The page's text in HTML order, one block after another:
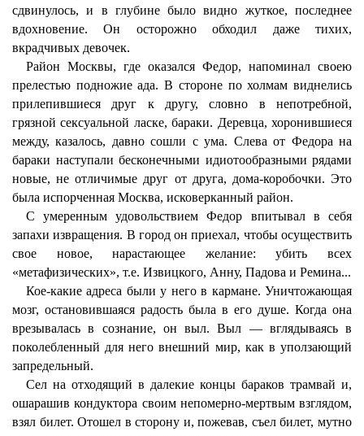
сдвинулось, и в глубине было видно жуткое, последнее
вдохновение. Он осторожно обходил даже тихих,
вкрадчивых девочек.
Район Москвы, где оказался Федор, напоминал своею
прелестью подножие ада. В стороне по холмам виднелись
прилепившиеся друг к другу, словно в непотребной,
грязной сексуальной ласке, бараки. Деревца, хоронившиеся
между, казалось, давно сошли с ума. Слева от Федора на
бараки наступали бесконечными идиотообразными рядами
новые, не отличимые друг от друга, дома-коробочки. Это
была испорченная Москва, исковерканный район.
С умеренным удовольствием Федор впитывал в себя
запахи извращения. В город он приехал, чтобы осуществить
свое новое, нарастающее желание: убить всех
«метафизических», т.е. Извицкого, Анну, Падова и Ремина...
Кое-какие адреса были у него в кармане. Уничтожающая
мозг, остановившаяся радость была в его душе. Когда она
врезывалась в сознание, он выл. Выл — вглядываясь в
поколебленный для него внешний мир, как в уползающий
запредельный.
Сел на отходящий в далекие концы бараков трамвай и,
ошарашив кондуктора своим непомерно-мертвым взглядом,
взял билет. Отошел в сторону и, пожевав, съел билет, мутно